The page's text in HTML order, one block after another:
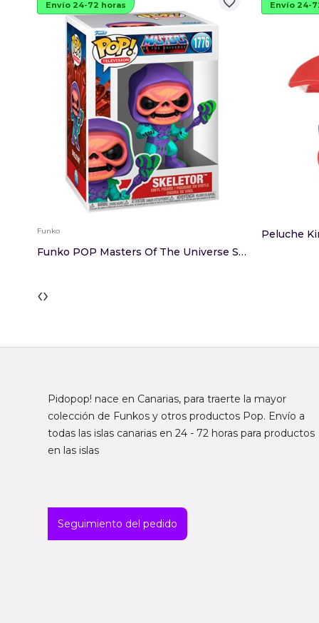
Envío 24-72 horas
Funko
Funko POP Masters Of The Universe Skeletor
Envío 24-
Peluche
‹›
Pidopop! nace en Canarias, para traerte la mayor
colección de Funkos y otros productos Pop. Envío a
todas las islas canarias en 24 - 72 horas para productos
en las islas
Seguimiento del pedido